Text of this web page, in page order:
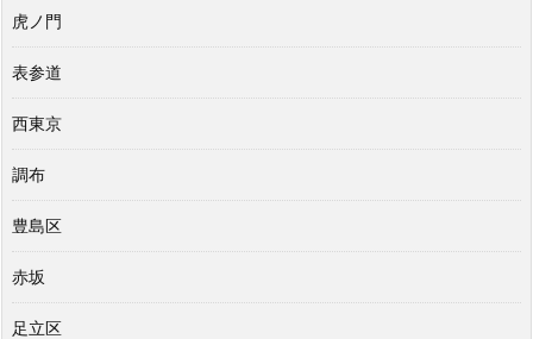
虎ノ門
表参道
西東京
調布
豊島区
赤坂
足立区